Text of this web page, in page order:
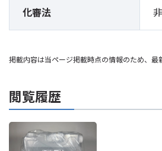
化審法
掲載内容は当ページ掲載時点の情報のため、
閲覧履歴